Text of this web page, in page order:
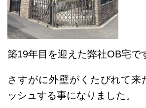
築19年目を迎えた弊社OB宅で
さすがに外壁がくたびれて来
ッシュする事になりました。